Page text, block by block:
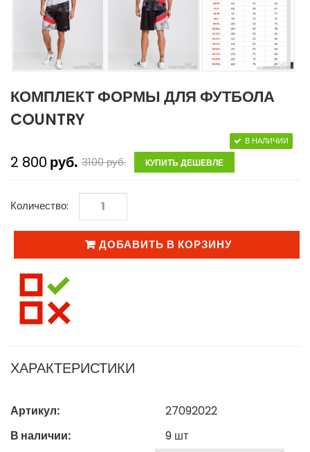
КОМПЛЕКТ ФОРМЫ ДЛЯ ФУТБОЛА
COUNTRY
2 800 руб. 3100руб. КУПИТЬ ДЕШЕВЛЕ
В НАЛИЧИИ
Количество:
ДОБАВИТЬ В КОРЗИНУ
ХАРАКТЕРИСТИКИ
Артикул:
27092022
В наличии:
9 шт